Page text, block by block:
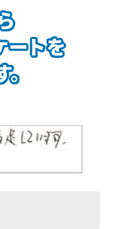
ートを